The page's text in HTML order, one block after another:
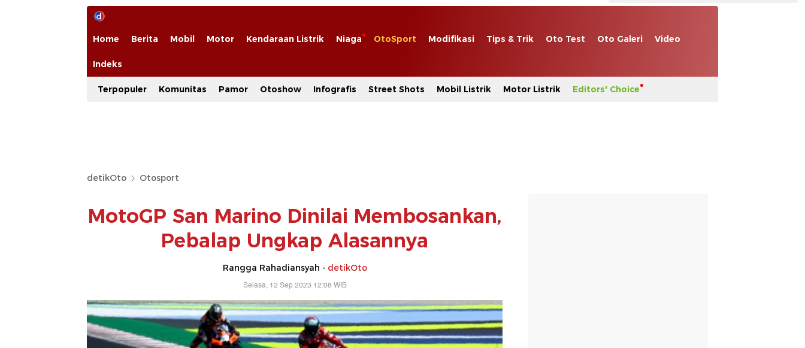
Home Berita Mobil Motor Kendaraan Listrik Niaga OtoSport Modifikasi Tips & Trik Oto Test Oto Galeri Video
Indeks
Terpopuler Komunitas Pamor Otoshow Infografis Street Shots Mobil Listrik Motor Listrik Editors' Choice
detikOto Otosport
MotoGP San Marino Dinilai Membosankan,
Pebalap Ungkap Alasannya
Rangga Rahadiansyah - detikOto
Selasa, 12 Sep 2023 12:08 WIB